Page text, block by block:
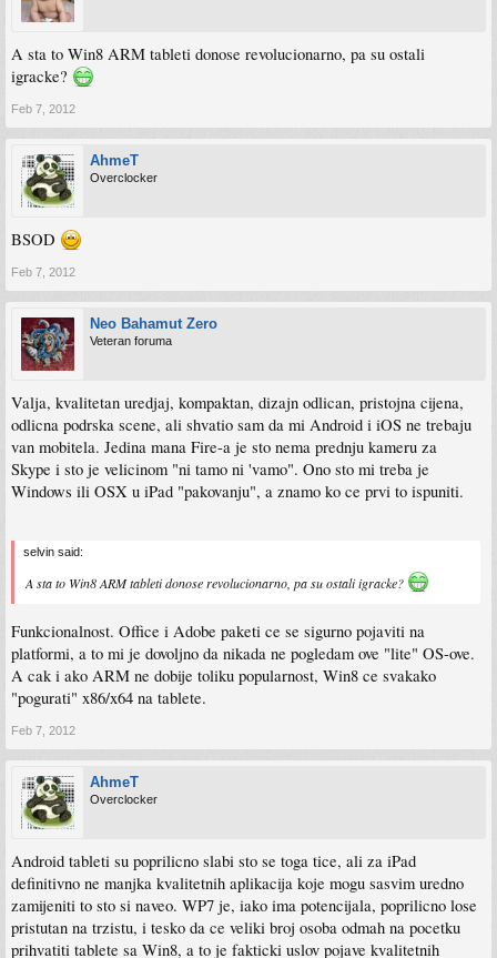
A sta to Win8 ARM tableti donose revolucionarno, pa su ostali
igracke?
Feb 7, 2012
AhmeT
Overclocker
BSOD
Feb 7, 2012
Neo Bahamut Zero
Veteran foruma
Valja, kvalitetan uredjaj, kompaktan, dizajn odlican, pristojna cijena,
odlicna podrska scene, ali shvatio sam da mi Android i iOS ne trebaju
van mobitela. Jedina mana Fire-a je sto nema prednju kameru za
Skype i sto je velicinom "ni tamo ni 'vamo". Ono sto mi treba je
Windows ili OSX u iPad "pakovanju", a znamo ko ce prvi to ispuniti.
selvin said:
A sta to Win8 ARM tableti donose revolucionarno, pa su ostali igracke?
Funkcionalnost. Office i Adobe paketi ce se sigurno pojaviti na
platformi, a to mi je dovoljno da nikada ne pogledam ove "lite" OS-ove.
A cak i ako ARM ne dobije toliku popularnost, Win8 ce svakako
"pogurati" x86/x64 na tablete.
Feb 7, 2012
AhmeT
Overclocker
Android tableti su poprilicno slabi sto se toga tice, ali za iPad
definitivno ne manjka kvalitetnih aplikacija koje mogu sasvim uredno
zamijeniti to sto si naveo. WP7 je, iako ima potencijala, poprilicno lose
pristutan na trzistu, i tesko da ce veliki broj osoba odmah na pocetku
prihvatiti tablete sa Win8, a to je fakticki uslov pojave kvalitetnih